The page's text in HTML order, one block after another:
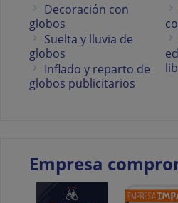
Decoración con
globos
Suelta y lluvia de
globos
Inflado y reparto de
globos publicitarios
Empresa